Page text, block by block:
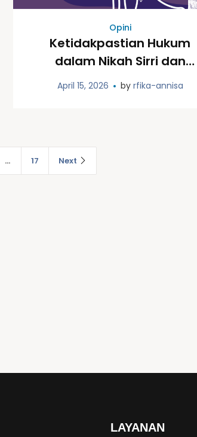
Opini
Ketidakpastian Hukum
dalam Nikah Sirri dan
Kerentanan Struktural bagi
Perempuan
April 15, 2026 by rfika-annisa
… 17 Next
LAYANAN